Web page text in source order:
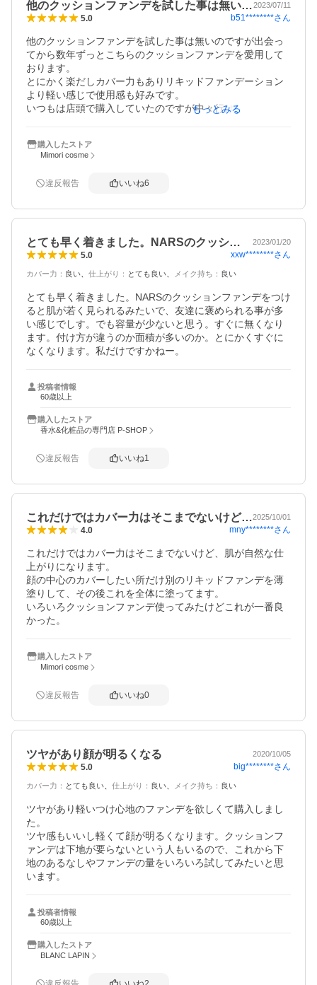
他のクッションファンデを試した事は無い…2023/07/11
5.0 b51********さん
他のクッションファンデを試した事は無いのですが出会っ
てから数年ずっとこちらのクッションファンデを愛用して
おります。
とにかく楽だしカバー力もありリキッドファンデーション
より軽い感じで使用感も好みです。
いつもは店頭で購入していたのですが中々行けず今回こち
もっとみる
購入したストア
Mimori cosme
違反報告 いいね6
とても早く着きました。NARSのクッシ… 2023/01/20
5.0 xxw********さん
カバー力 ： 良い 仕上がり ： とても良い メイク持ち ： 良い
とても早く着きました。NARSのクッションファンデをつけ
ると肌が若く見られるみたいで、友達に褒められる事が多
い感じでしす。でも容量が少ないと思う。すぐに無くなり
ます。付け方が違うのか面積が多いのか。とにかくすぐに
なくなります。私だけですかねー。
投稿者情報
60歳以上
購入したストア
香水&化粧品の専門店 P-SHOP
違反報告 いいね1
これだけではカバー力はそこまでないけど…2025/10/01
4.0 mny********さん
これだけではカバー力はそこまでないけど、肌が自然な仕
上がりになります。
顔の中心のカバーしたい所だけ別のリキッドファンデを薄
塗りして、その後これを全体に塗ってます。
いろいろクッションファンデ使ってみたけどこれが一番良
購入したストア
Mimori cosme
違反報告 いいね0
ツヤがあり顔が明るくなる 2020/10/05
5.0 big********さん
カバー力 ： とても良い 仕上がり ： 良い メイク持ち ： 良い
ツヤがあり軽いつけ心地のファンデを欲しくて購入しまし
た。
ツヤ感もいいし軽くて顔が明るくなります。クッションフ
ァンデは下地が要らないという人もいるので、これから下
地のあるなしやファンデの量をいろいろ試してみたいと思
います。
投稿者情報
60歳以上
購入したストア
BLANC LAPIN